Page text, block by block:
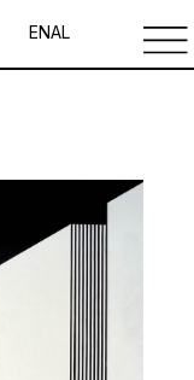
ENAL